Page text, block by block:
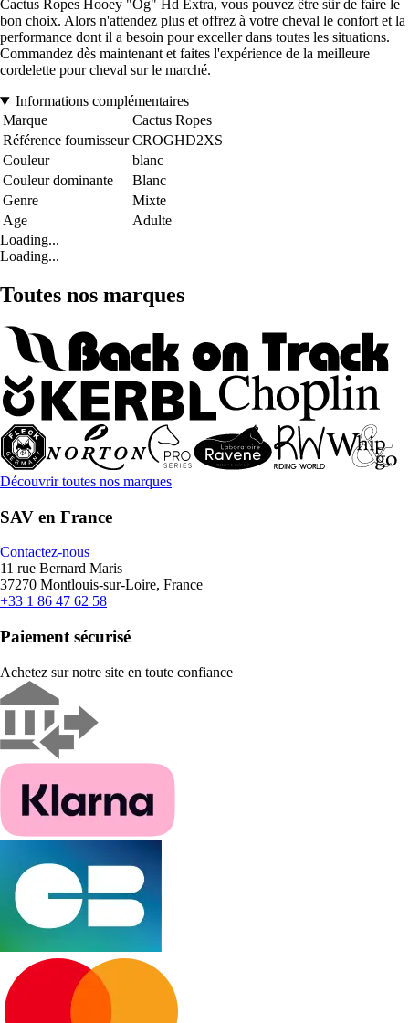
Cactus Ropes Hooey "Og" Hd Extra, vous pouvez être sûr de faire le
bon choix. Alors n'attendez plus et offrez à votre cheval le confort et la
performance dont il a besoin pour exceller dans toutes les situations.
Commandez dès maintenant et faites l'expérience de la meilleure
cordelette pour cheval sur le marché.
Informations complémentaires
Marque
Cactus Ropes
Référence fournisseur CROGHD2XS
Couleur
blanc
Couleur dominante
Blanc
Genre
Mixte
Age
Adulte
Loading...
Loading...
Toutes nos marques
Découvrir toutes nos marques
SAV en France
Contactez-nous
11 rue Bernard Maris
37270 Montlouis-sur-Loire, France
+33 1 86 47 62 58
Paiement sécurisé
Achetez sur notre site en toute confiance